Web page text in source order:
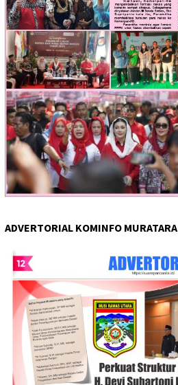
ADVERTORIAL KOMINFO MURATARA